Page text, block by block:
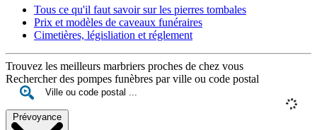
Tous ce qu'il faut savoir sur les pierres tombales
Prix et modèles de caveaux funéraires
Cimetières, législiation et réglement
Trouvez les meilleurs marbriers proches de chez vous
Rechercher des pompes funèbres par ville ou code postal
Prévoyance